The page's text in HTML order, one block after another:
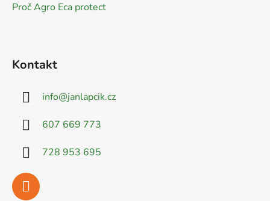
Proč Agro Eca protect
Kontakt
info@janlapcik.cz
607 669 773
728 953 695